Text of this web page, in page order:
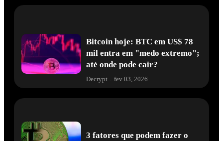
Bitcoin hoje: BTC em US$ 78
mil entra em "medo extremo";
até onde pode cair?
Decrypt . fev 03, 2026
3 fatores que podem fazer o